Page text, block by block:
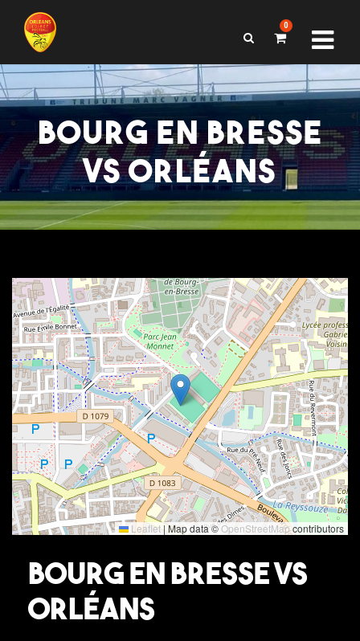
0
BOURG EN BRESSE
VS ORLÉANS
Leaflet |Map data ©OpenStreetMapcontributors
Bourg en Bresse vs
Orléans